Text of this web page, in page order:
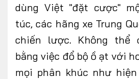
dùng Việt "đặt cược"
túc, các hãng xe Trung
chiến lược. Không thể
bằng việc đổ bộ ồ ạt với
mọi phân khúc như